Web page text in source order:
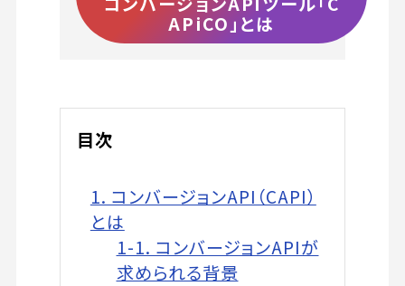
APiCO」とは
目次
1. コンバージョンAPI（CAPI）
とは
1-1. コンバージョンAPIが
求められる背景